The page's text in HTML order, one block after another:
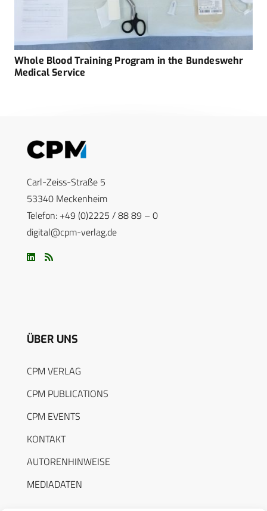
Whole Blood Training Program in the Bundeswehr
Medical Service
Carl-Zeiss-Straße 5
53340 Meckenheim
Telefon: +49 (0)2225 / 88 89 – 0
digital@cpm-verlag.de
ÜBER UNS
CPM VERLAG
CPM PUBLICATIONS
CPM EVENTS
KONTAKT
AUTORENHINWEISE
MEDIADATEN